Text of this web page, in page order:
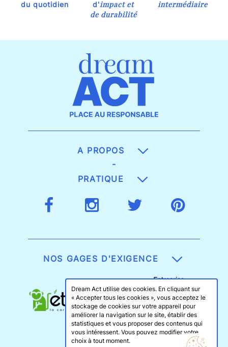
du quotidien
d'impact et
de durabilité
intermédiaire
A PROPOS
-
PRATIQUE
NOS GAGES D'EXIGENCE
Dream Act utilise des cookies. En cliquant sur
« Accepter tous les cookies », vous acceptez le
stockage de cookies sur votre appareil pour
améliorer la navigation sur le site, établir des
statistiques et vous proposer des contenus qui
vous intéressent. Vous pouvez modifier votre
choix à tout moment.